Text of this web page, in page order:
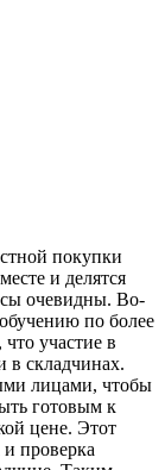
покупки
и делятся
очевидны. Во-
по более
участие в
в складчинах.
лицами, чтобы
готовым к
цене. Этот
проверка